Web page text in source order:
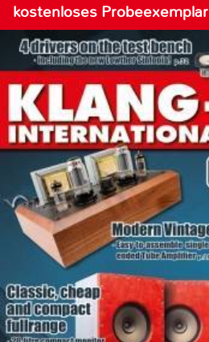
kostenloses Probeexemplar